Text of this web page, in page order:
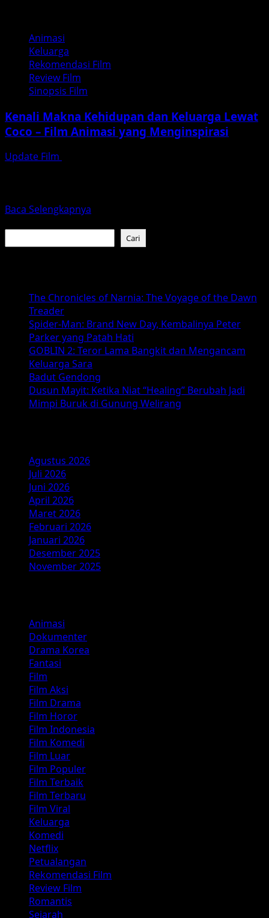
Animasi
Keluarga
Rekomendasi Film
Review Film
Sinopsis Film
Kenali Makna Kehidupan dan Keluarga Lewat
Coco – Film Animasi yang Menginspirasi
Update Film
Baca Selengkapnya
Kenali
Keluarga
Coco
–
Film
Animasi
yang
Menginspirasi
Cari
The Chronicles of Narnia: The Voyage of the Dawn
Treader
Spider-Man: Brand New Day, Kembalinya Peter
Parker yang Patah Hati
GOBLIN 2: Teror Lama Bangkit dan Mengancam
Keluarga Sara
Badut Gendong
Dusun Mayit: Ketika Niat “Healing” Berubah Jadi
Mimpi Buruk di Gunung Welirang
Agustus 2026
Juli 2026
Juni 2026
April 2026
Maret 2026
Februari 2026
Januari 2026
Desember 2025
November 2025
Animasi
Dokumenter
Drama Korea
Fantasi
Film
Film Aksi
Film Drama
Film Horor
Film Indonesia
Film Komedi
Film Luar
Film Populer
Film Terbaik
Film Terbaru
Film Viral
Keluarga
Komedi
Netflix
Petualangan
Rekomendasi Film
Review Film
Romantis
Sejarah